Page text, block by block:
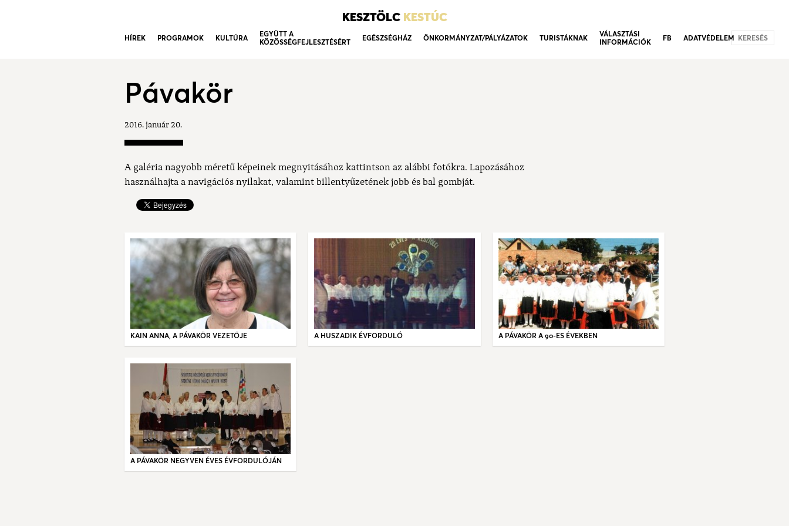
KESZTÖLC KESTÚC
HÍREK PROGRAMOK KULTÚRA
EGYÜTT A
KÖZÖSSÉGFEJLESZTÉSÉRT
EGÉSZSÉGHÁZ ÖNKORMÁNYZAT/PÁLYÁZATOK TURISTÁKNAK
VÁLASZTÁSI
INFORMÁCIÓK
FB ADATVÉDELEM KERESÉS
Pávakör
2016. január 20.
A galéria nagyobb méretű képeinek megnyitásához kattintson az alábbi fotókra. Lapozásához
használhajta a navigációs nyilakat, valamint billentyűzetének jobb és bal gombját.
KAIN ANNA, A PÁVAKÖR VEZETŐJE A HUSZADIK ÉVFORDULÓ A PÁVAKÖR A 90-ES ÉVEKBEN
A PÁVAKÖR NEGYVEN ÉVES ÉVFORDULÓJÁN